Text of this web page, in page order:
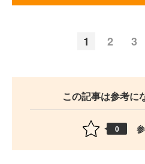
1 2 3
この記事は参考に
0